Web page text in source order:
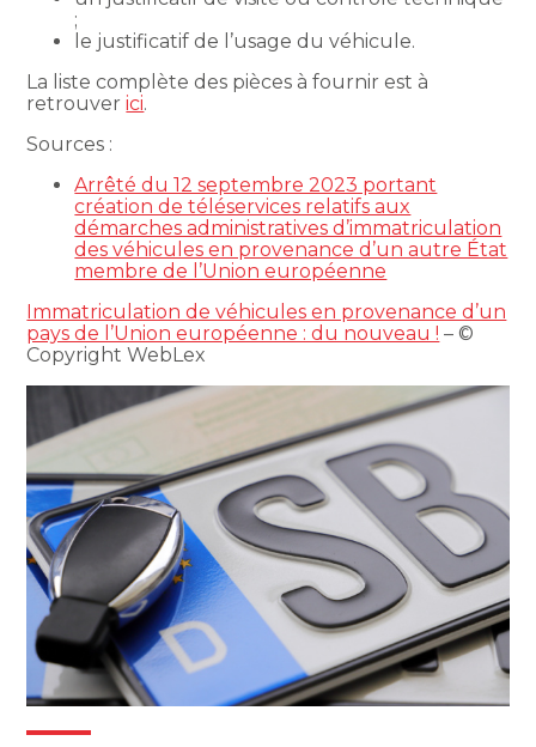
;
le justificatif de l’usage du véhicule.
La liste complète des pièces à fournir est à
retrouverici.
Sources :
Arrêté du 12 septembre 2023 portant
création de téléservices relatifs aux
démarches administratives d’immatriculation
des véhicules en provenance d’un autre État
membre de l’Union européenne
Immatriculation de véhicules en provenance d’un
pays de l’Union européenne : du nouveau ! – ©
Copyright WebLex